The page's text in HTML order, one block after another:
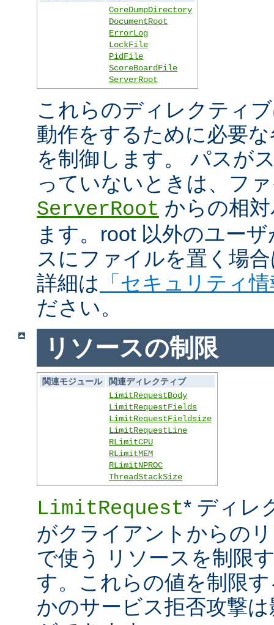
CoreDumpDirectory
DocumentRoot
ErrorLog
LockFile
PidFile
ScoreBoardFile
ServerRoot
これらのディレクティ
動作をするために必要
を制御します。 パスが
っていないときは、フ
ServerRoot からの相
ます。root 以外のユー
スにファイルを置く場
詳細は
「セキュリティ
ださい。
リソースの制限
関連モジュール
関連ディレクティブ
LimitRequestBody
LimitRequestFields
LimitRequestFieldsize
LimitRequestLine
RLimitCPU
RLimitMEM
RLimitNPROC
ThreadStackSize
LimitRequest* ディレ
がクライアントからの
で使う リソースを制限
す。これらの値を制限
かのサービス拒否攻撃